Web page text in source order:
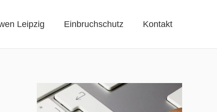
Leipzig Einbruchschutz Kontakt